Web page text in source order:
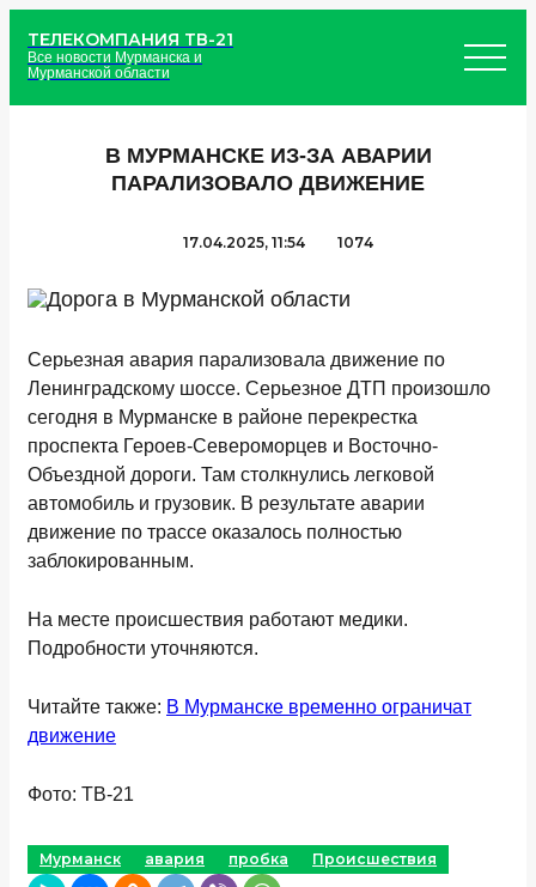
ТЕЛЕКОМПАНИЯ ТВ-21
Все новости Мурманска и
Мурманской области
В МУРМАНСКЕ ИЗ-ЗА АВАРИИ
ПАРАЛИЗОВАЛО ДВИЖЕНИЕ
17.04.2025, 11:54 1074
Серьезная авария парализовала движение по
Ленинградскому шоссе. Серьезное ДТП произошло
сегодня в Мурманске в районе перекрестка
проспекта Героев-Североморцев и Восточно-
Объездной дороги. Там столкнулись легковой
автомобиль и грузовик. В результате аварии
движение по трассе оказалось полностью
заблокированным.
На месте происшествия работают медики.
Подробности уточняются.
Читайте также: В Мурманске временно ограничат
движение
Фото: ТВ-21
Мурманск авария пробка Происшествия